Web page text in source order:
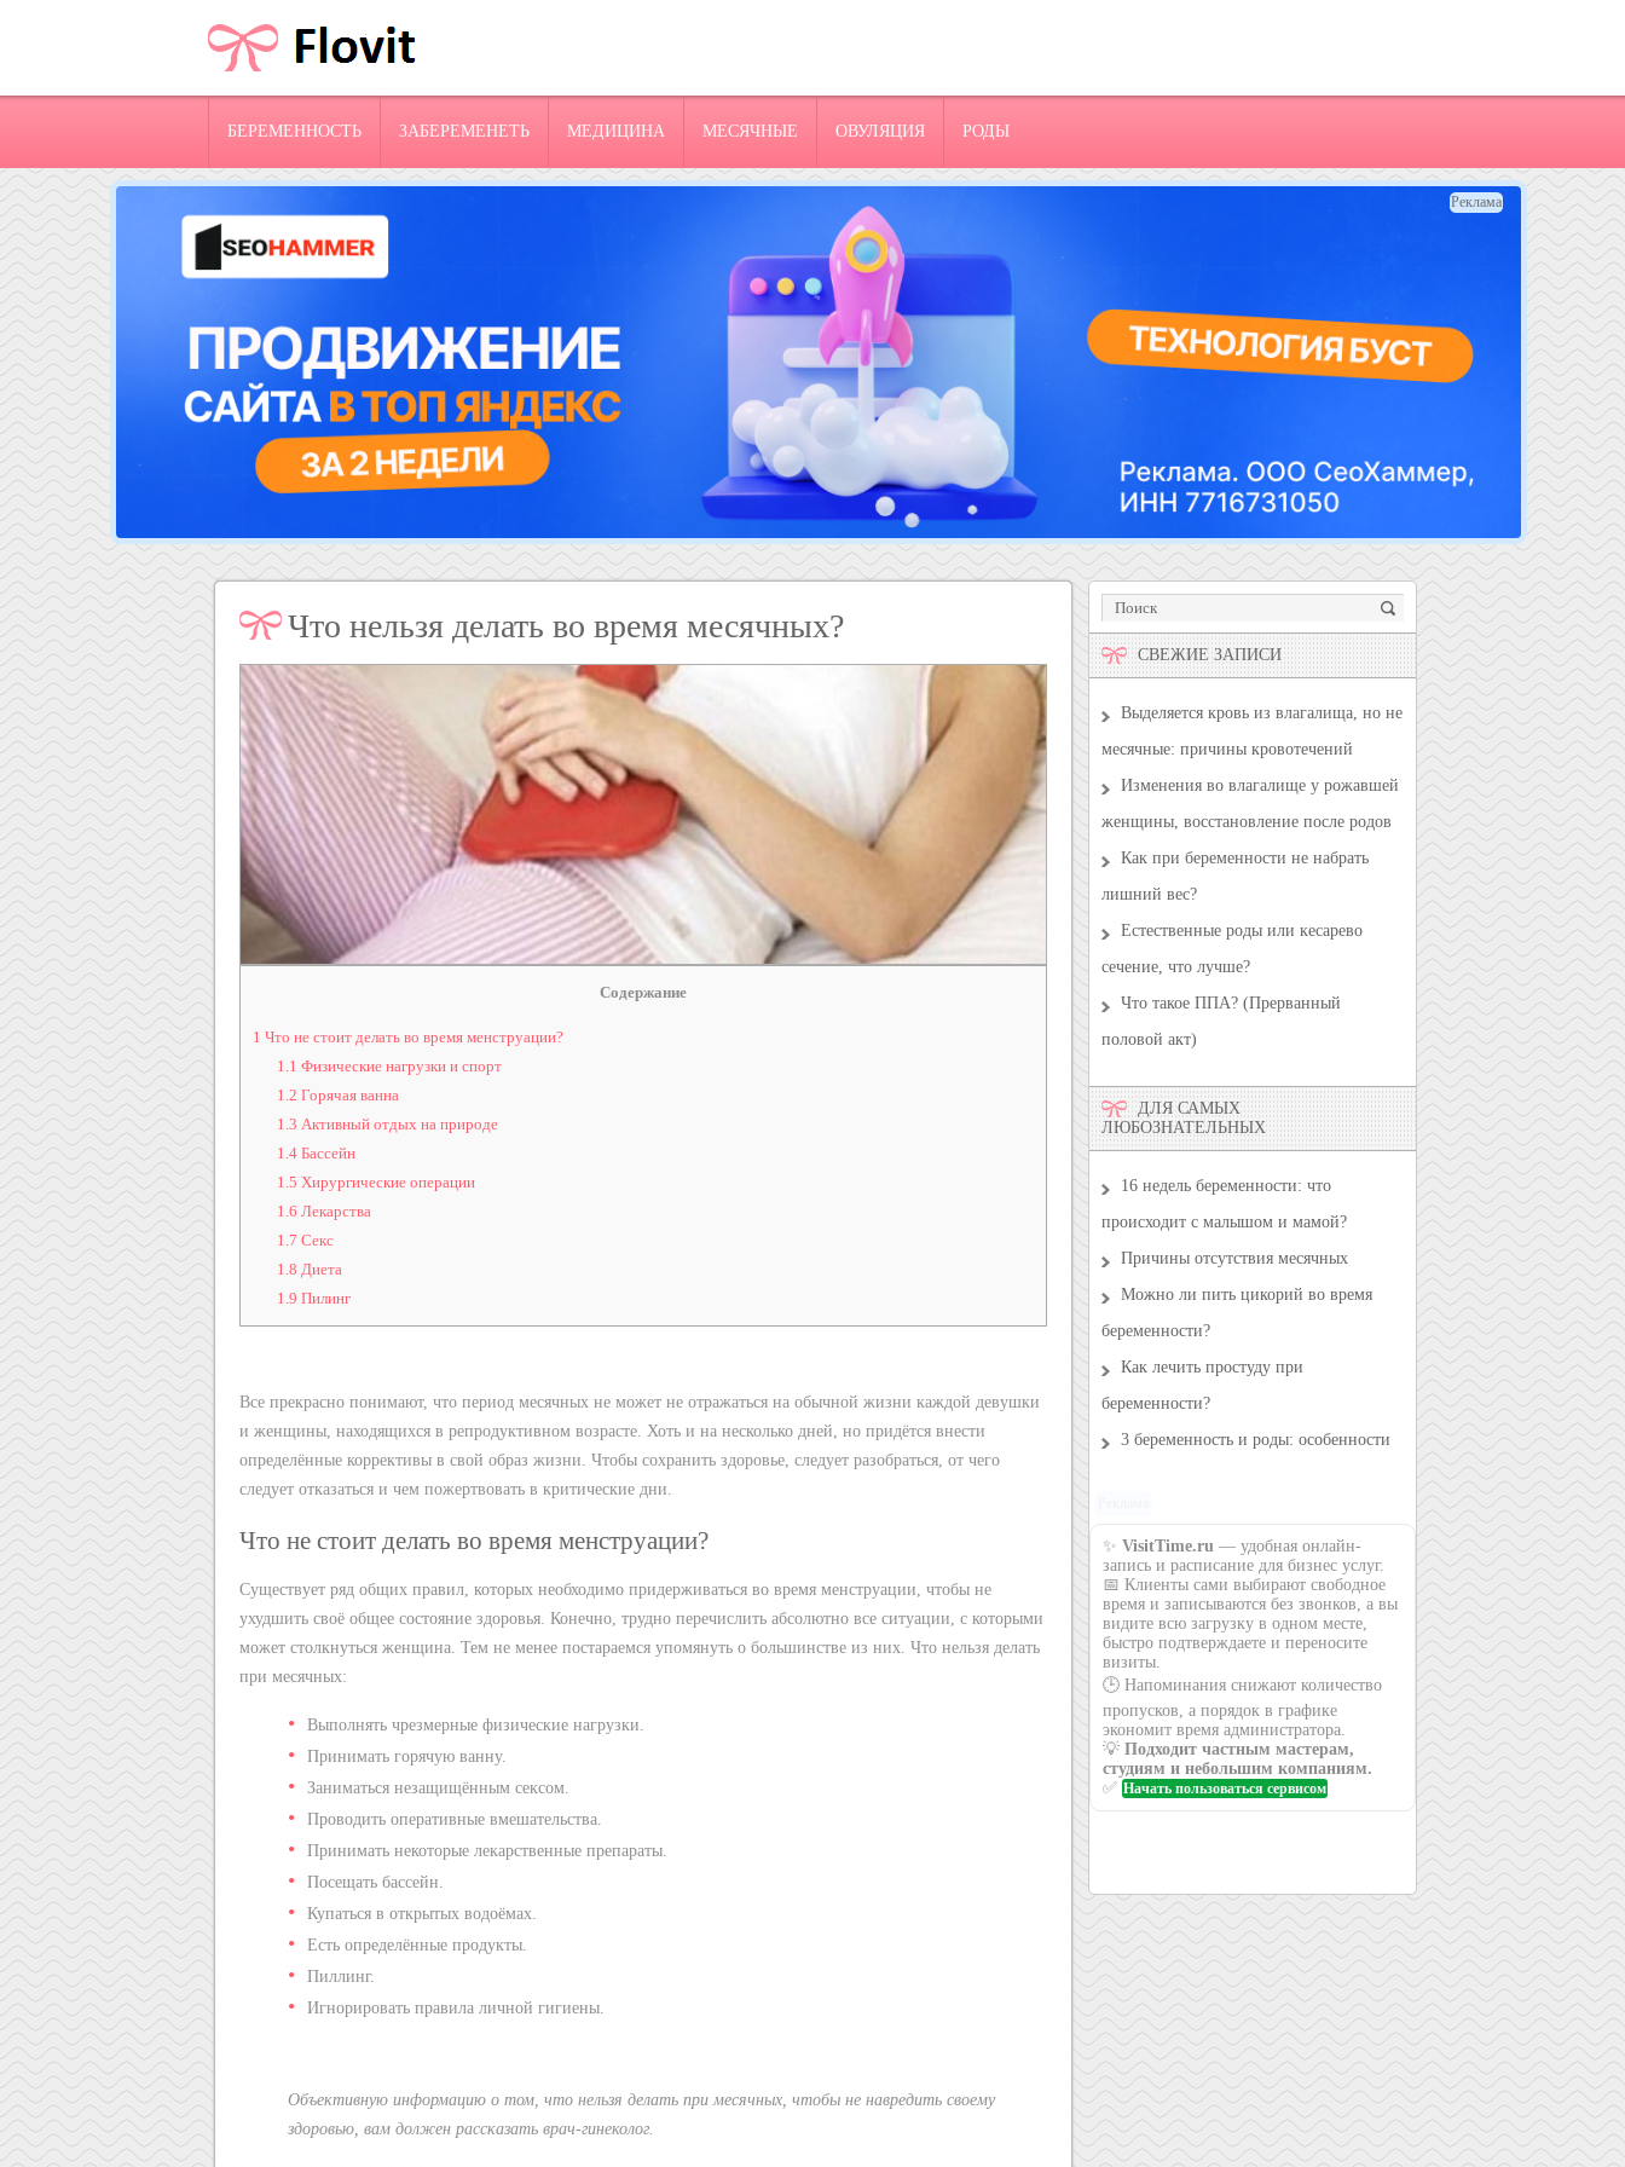
БЕРЕМЕННОСТЬ ЗАБЕРЕМЕНЕТЬ МЕДИЦИНА МЕСЯЧНЫЕ ОВУЛЯЦИЯ РОДЫ
Реклама
Что нельзя делать во время месячных?
Содержание
1 Что не стоит делать во время менструации?
1.1 Физические нагрузки и спорт
1.2 Горячая ванна
1.3 Активный отдых на природе
1.4Бассейн
1.5 Хирургические операции
1.6 Лекарства
1.7 Секс
1.8 Диета
1.9 Пилинг
Все прекрасно понимают, что период месячных не может не отражаться на обычной жизни каждой девушки
и женщины, находящихся в репродуктивном возрасте. Хоть и на несколько дней, но придётся внести
определённые коррективы в свой образ жизни. Чтобы сохранить здоровье, следует разобраться, от чего
следует отказаться и чем пожертвовать в критические дни.
Что не стоит делать во время менструации?
Существует ряд общих правил, которых необходимо придерживаться во время менструации, чтобы не
ухудшить своё общее состояние здоровья. Конечно, трудно перечислить абсолютно все ситуации, с которыми
может столкнуться женщина. Тем не менее постараемся упомянуть о большинстве из них. Что нельзя делать
при месячных:
Выполнять чрезмерные физические нагрузки.
Принимать горячую ванну.
Заниматься незащищённым сексом.
Проводить оперативные вмешательства.
Принимать некоторые лекарственные препараты.
Посещать бассейн.
Купаться в открытых водоёмах.
Есть определённые продукты.
Пиллинг.
Игнорировать правила личной гигиены.
Объективную информацию о том, что нельзя делать при месячных, чтобы не навредить своему
здоровью, вам должен рассказать врач-гинеколог.
СВЕЖИЕ ЗАПИСИ
Выделяется кровь из влагалища, но не
месячные: причины кровотечений
Изменения во влагалище у рожавшей
женщины, восстановление после родов
Как при беременности не набрать
лишний вес?
Естественные роды или кесарево
сечение, что лучше?
Что такое ППА? (Прерванный
половой акт)
ДЛЯ САМЫХ
ЛЮБОЗНАТЕЛЬНЫХ
16 недель беременности: что
происходит с малышом и мамой?
Причины отсутствия месячных
Можно ли пить цикорий во время
беременности?
Как лечить простуду при
беременности?
3 беременность и роды: особенности
✨ VisitTime.ru — удобная онлайн-
запись и расписание для бизнес услуг.
📅 Клиенты сами выбирают свободное
время и записываются без звонков, а вы
видите всю загрузку в одном месте,
быстро подтверждаете и переносите
визиты.
🕒 Напоминания снижают количество
пропусков, а порядок в графике
экономит время администратора.
💡 Подходит частным мастерам,
студиям и небольшим компаниям.
✅ Начать пользоваться сервисом